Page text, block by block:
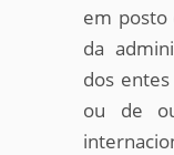
em posto
da
dos
ou de